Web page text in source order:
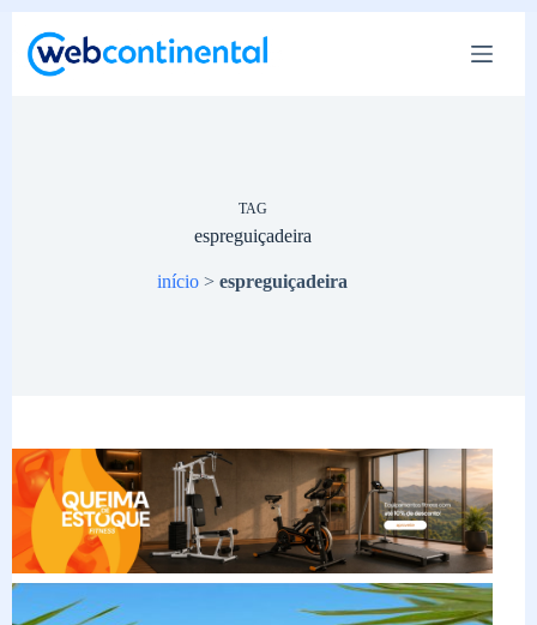
para
TAG
espreguiçadeira
início >espreguiçadeira